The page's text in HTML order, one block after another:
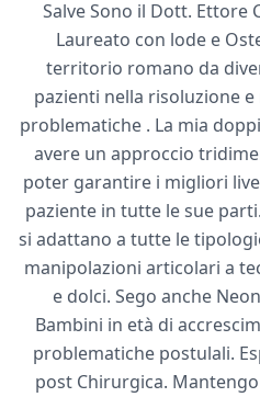
Salve Sono il Dott. Ettore
Laureato con lode e
territorio romano da
pazienti nella risoluzione
problematiche . La mia
avere un approccio
poter garantire i migliori
paziente in tutte le sue
si adattano a tutte le
manipolazioni articolari a
e dolci. Sego anche
Bambini in età di
problematiche postulali.
post Chirurgica.